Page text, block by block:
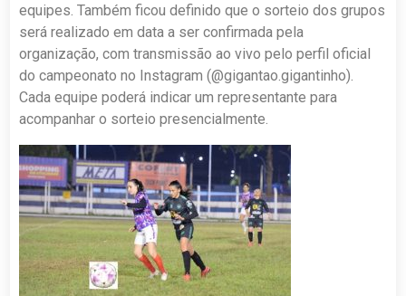
equipes. Também ficou definido que o sorteio dos grupos
será realizado em data a ser confirmada pela
organização, com transmissão ao vivo pelo perfil oficial
do campeonato no Instagram (@gigantao.gigantinho).
Cada equipe poderá indicar um representante para
acompanhar o sorteio presencialmente.